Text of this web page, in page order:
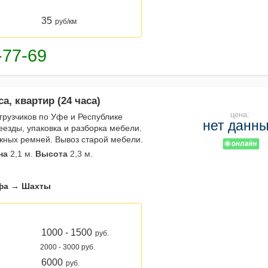
35 руб/км
квартир (24 часа)
по Уфе и Республике
упаковка и разборка мебели.
ремней. Вывоз старой мебели.
2,1 м. Высота 2,3 м.
→ Шахты
1000 - 1500 руб.
2000 - 3000 руб.
6000 руб.
цена:
нет